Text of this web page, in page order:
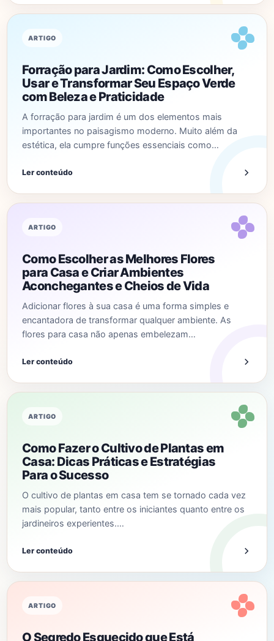
ARTIGO
Forração para Jardim: Como Escolher,
Usar e Transformar Seu Espaço Verde
com Beleza e Praticidade
A forração para jardim é um dos elementos mais
importantes no paisagismo moderno. Muito além da
estética, ela cumpre funções essenciais como…
Ler conteúdo
ARTIGO
Como Escolher as Melhores Flores
para Casa e Criar Ambientes
Aconchegantes e Cheios de Vida
Adicionar flores à sua casa é uma forma simples e
encantadora de transformar qualquer ambiente. As
flores para casa não apenas embelezam…
Ler conteúdo
ARTIGO
Como Fazer o Cultivo de Plantas em
Casa: Dicas Práticas e Estratégias
Para o Sucesso
O cultivo de plantas em casa tem se tornado cada vez
mais popular, tanto entre os iniciantes quanto entre os
jardineiros experientes.…
Ler conteúdo
ARTIGO
O Segredo Esquecido que Está